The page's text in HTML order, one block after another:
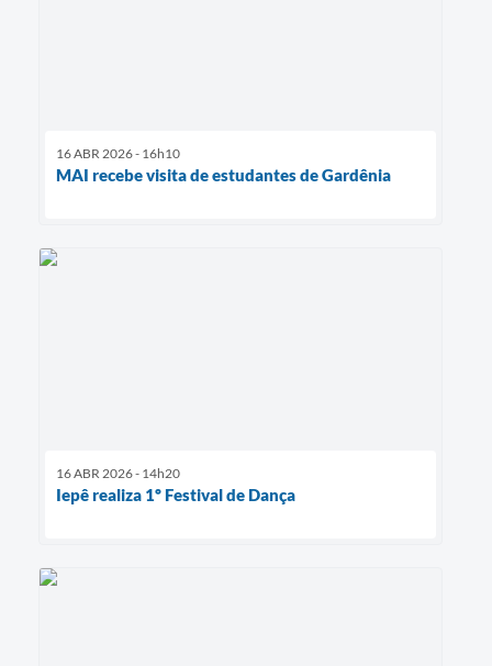
16 ABR 2026 - 16h10
MAI recebe visita de estudantes de Gardênia
16 ABR 2026 - 14h20
Iepê realiza 1º Festival de Dança